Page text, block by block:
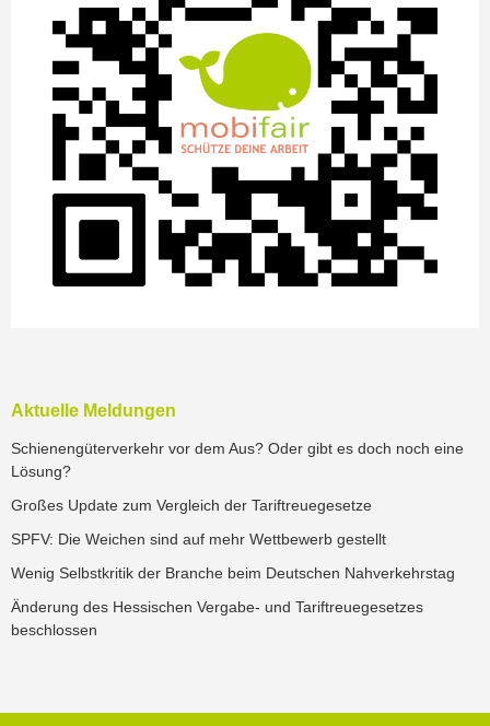
Aktuelle Meldungen
Schienengüterverkehr vor dem Aus? Oder gibt es doch noch eine
Lösung?
Großes Update zum Vergleich der Tariftreuegesetze
SPFV: Die Weichen sind auf mehr Wettbewerb gestellt
Wenig Selbstkritik der Branche beim Deutschen Nahverkehrstag
Änderung des Hessischen Vergabe- und Tariftreuegesetzes
beschlossen